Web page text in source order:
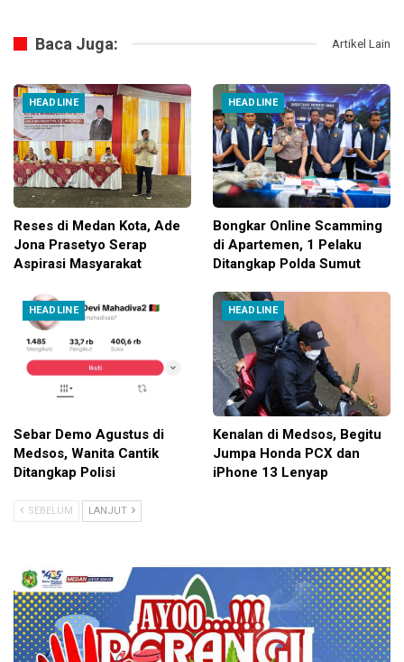
Baca Juga: Artikel Lain
HEADLINE
Reses di Medan Kota, Ade
Jona Prasetyo Serap
Aspirasi Masyarakat
HEADLINE
Bongkar Online Scamming
di Apartemen, 1 Pelaku
Ditangkap Polda Sumut
HEADLINE
Sebar Demo Agustus di
Medsos, Wanita Cantik
Ditangkap Polisi
HEADLINE
Kenalan di Medsos, Begitu
Jumpa Honda PCX dan
iPhone 13 Lenyap
SEBELUM LANJUT